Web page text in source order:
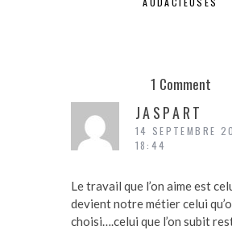
1 Comment
JASPART
14 SEPTEMBRE
18:44
Le travail que l’on aime est
devient notre métier celui
choisi….celui que l’on subit